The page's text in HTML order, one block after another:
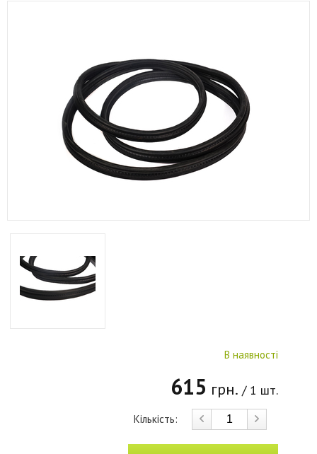
В наявності
615 грн. / 1 шт.
Кількість: